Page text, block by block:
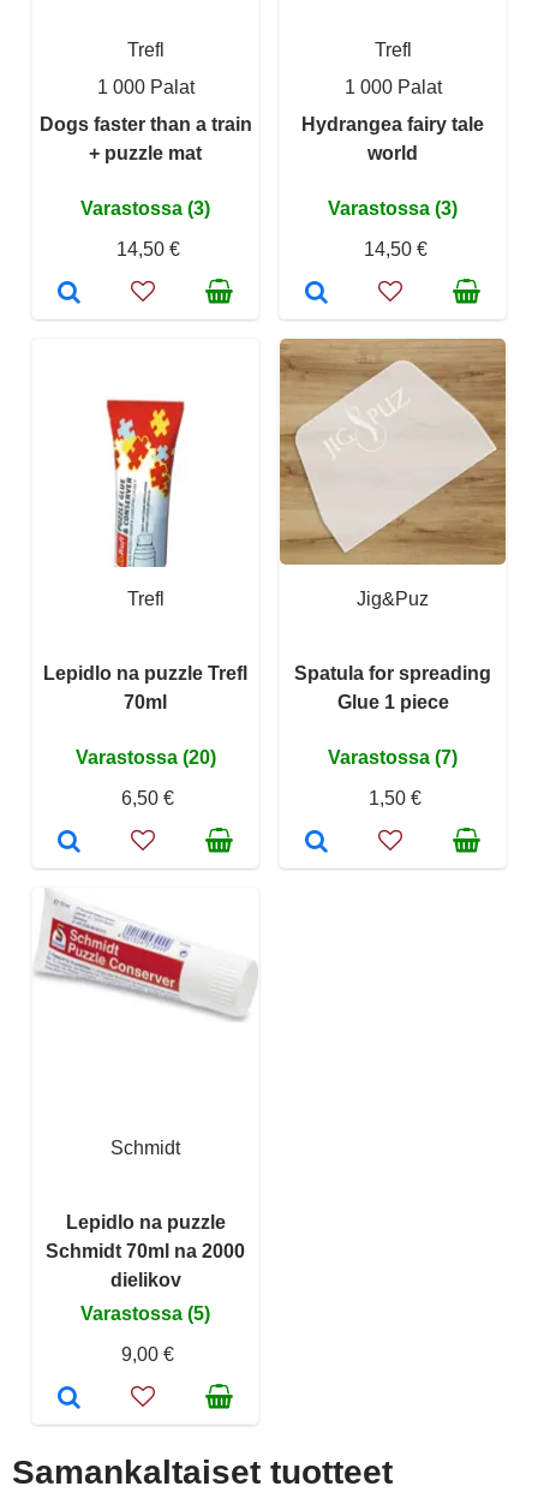
Trefl
1 000 Palat
Dogs faster than a train
+ puzzle mat
Varastossa (3)
14,50 €
Trefl
1 000 Palat
Hydrangea fairy tale
world
Varastossa (3)
14,50 €
Trefl
Lepidlo na puzzle Trefl
70ml
Varastossa (20)
6,50 €
Jig&Puz
Spatula for spreading
Glue 1 piece
Varastossa (7)
1,50 €
Schmidt
Lepidlo na puzzle
Schmidt 70ml na 2000
dielikov
Varastossa (5)
9,00 €
Samankaltaiset tuotteet